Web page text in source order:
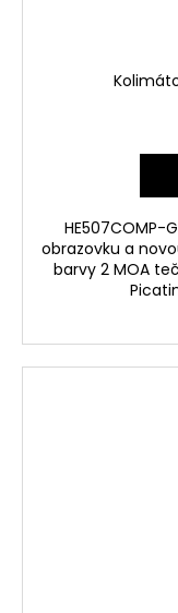
HE507COMP-
obrazovku a
barvy 2 MOA